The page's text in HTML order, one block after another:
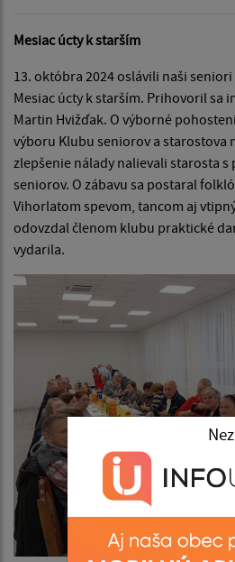
Mesiac úcty k starším
13. októbra 2024 oslávili naši
Mesiac úcty k starším. Prihovoril sa
Martin Hvižďak. O výborné
výboru Klubu seniorov a starostova
zlepšenie nálady nalievali starosta
seniorov. O zábavu sa postaral
Vihorlatom spevom, tancom aj
odovzdal členom klubu praktické
vydarila.